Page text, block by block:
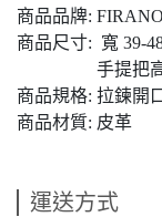
商品品牌: FIRANO
商品尺寸: 寬 39-
手提把高
商品規格: 拉鍊開
商品材質: 皮革
運送方式